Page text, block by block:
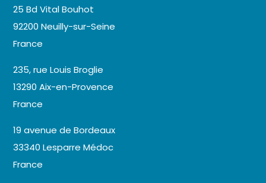
25 Bd Vital Bouhot
92200 Neuilly-sur-Seine
France
235, rue Louis Broglie
13290 Aix-en-Provence
France
19 avenue de Bordeaux
33340 Lesparre Médoc
France